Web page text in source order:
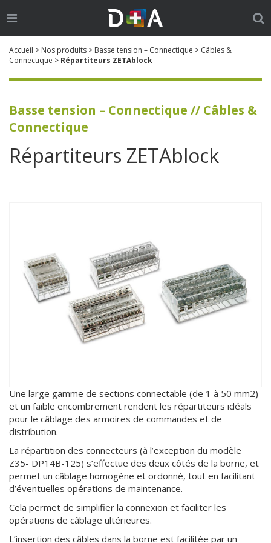
Ouvrir
le
menu
la
Go
Accueil > Nos produits > Basse tension – Connectique > Câbles &
Connectique > Répartiteurs ZETAblock
Basse tension – Connectique // Câbles &
Connectique
Répartiteurs ZETAblock
Une large gamme de sections connectable (de 1 à 50 mm2)
et un faible encombrement rendent les répartiteurs idéals
pour le câblage des armoires de commandes et de
distribution.
La répartition des connecteurs (à l’exception du modèle
Z35- DP14B-125) s’effectue des deux côtés de la borne, et
permet un câblage homogène et ordonné, tout en facilitant
d’éventuelles opérations de maintenance.
Cela permet de simplifier la connexion et faciliter les
opérations de câblage ultérieures.
L’insertion des câbles dans la borne est facilitée par un